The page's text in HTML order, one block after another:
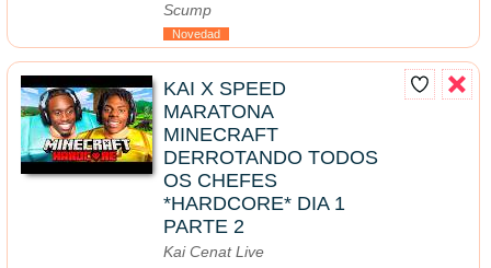
Scump
Novedad
KAI X SPEED
MARATONA
MINECRAFT
DERROTANDO TODOS
OS CHEFES
*HARDCORE* DIA 1
PARTE 2
Kai Cenat Live